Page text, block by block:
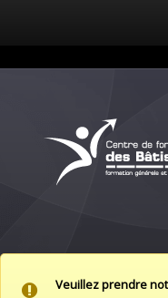
Veuillez prendre